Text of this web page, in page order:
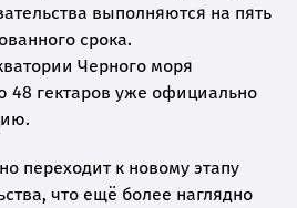
выполняются на пять
срока.
Черного моря
48 гектаров уже официально
переходит к новому этапу
что ещё более наглядно